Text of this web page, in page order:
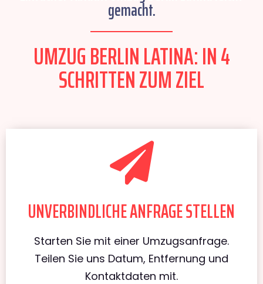
gemacht.
UMZUG BERLIN LATINA: IN 4
SCHRITTEN ZUM ZIEL
UNVERBINDLICHE ANFRAGE STELLEN
Starten Sie mit einer Umzugsanfrage.
Teilen Sie uns Datum, Entfernung und
Kontaktdaten mit.